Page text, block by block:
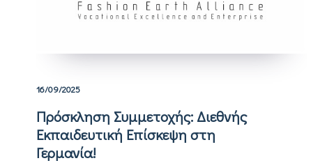
16/09/2025
Πρόσκληση Συμμετοχής: Διεθνής
Εκπαιδευτική Επίσκεψη στη
Γερμανία!